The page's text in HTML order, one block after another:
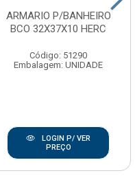
ARMARIO P/BANHEIRO
BCO 32X37X10 HERC
Código: 51290
Embalagem: UNIDADE
LOGIN P/ VER
PREÇO